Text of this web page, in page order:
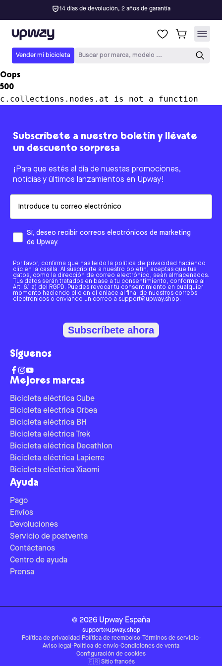
14 días de devolución, 2 años de garantía
Upway
Vender mi bicicleta Buscar por marca, modelo ...
Oops
500
c.collections.nodes.at is not a function
Mejores marcas
Bicicleta eléctrica Cube
Bicicleta eléctrica Orbea
Bicicleta eléctrica BH
Bicicleta eléctrica Trek
Bicicleta eléctrica Decathlon
Bicicleta eléctrica Lapierre
Bicicleta eléctrica Xiaomi
Ayuda
Pago
Envíos
Devoluciones
Servicio de postventa
Contáctanos
Centro de ayuda
Prensa
Subscríbete a nuestro boletín y llévate
un descuento sorpresa
¡Para que estés al día de nuestas promociones,
noticias y últimos lanzamientos en Upway!
Sí, deseo recibir correos electrónicos de marketing
de Upway.
Por favor, confirma que has leído la política de privacidad haciendo
clic en la casilla. Al suscribirte a nuestro boletín, aceptas que tus
datos, como la dirección de correo electrónico, sean almacenados.
Tus datos serán tratados en base a tu consentimiento, conforme al
Art. 6.1 a) del RGPD. Puedes revocar tu consentimiento en cualquier
momento haciendo clic en el enlace al final de nuestros correos
electrónicos o enviando un correo a support@upway.shop.
Subscríbete ahora
Síguenos
© 2026 Upway España
support@upway.shop
Política de privacidad-Política de reembolso-Términos de servicio-
Aviso legal -Política de envío-Condiciones de venta
Configuración de cookies
🇫🇷 Sitio francés